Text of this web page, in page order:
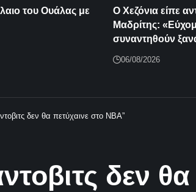
του Ουάλας με
Ο Χεζόνια είπε
Μαδρίτης:
συναντηθούν
06/08/2026
δεν θα πετύχαινε στο ΝΒΑ”
δεν